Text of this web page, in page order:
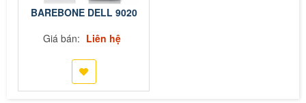
BAREBONE DELL 9020
Giá bán: Liên hệ